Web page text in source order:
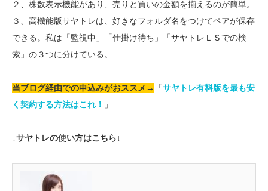
２、株数表示機能があり、売りと買いの金額を揃えるのが簡単。
３、高機能版サヤトレは、好きなフォルダ名をつけてペアが保存
できる。私は「監視中」「仕掛け待ち」「サヤトレＬＳでの検
索」の３つに分けている。
当ブログ経由での申込みがおススメ→ 「サヤトレ有料版を最も安
く契約する方法はこれ！
」
↓サヤトレの使い方はこちら↓